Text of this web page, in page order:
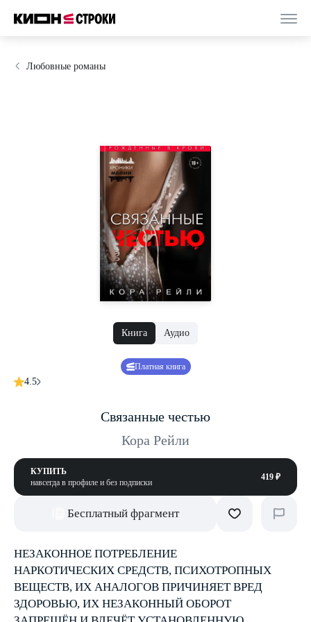
Любовные романы
Книга Аудио
Платная книга
4.5
Связанные честью
Кора Рейли
КУПИТЬ
навсегда в профиле и без подписки
419 ₽
Бесплатный фрагмент
НЕЗАКОННОЕ ПОТРЕБЛЕНИЕ
НАРКОТИЧЕСКИХ СРЕДСТВ, ПСИХОТРОПНЫХ
ВЕЩЕСТВ, ИХ АНАЛОГОВ ПРИЧИНЯЕТ ВРЕД
ЗДОРОВЬЮ, ИХ НЕЗАКОННЫЙ ОБОРОТ